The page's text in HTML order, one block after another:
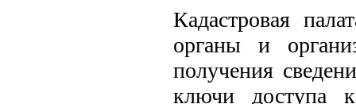
Кадастровая
органы и
получения
ключи доступа